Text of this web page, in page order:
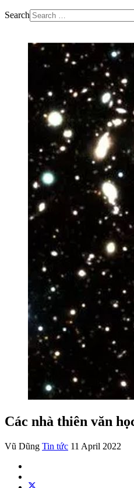
Search
Các nhà thiên văn
Vũ Dũng Tin tức 11 April 2022